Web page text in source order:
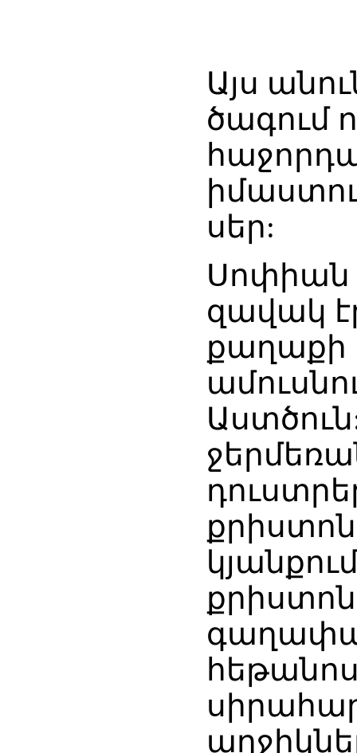
Այս
ծագում
սեր:
Սոփիան
զավակ
քաղաքի